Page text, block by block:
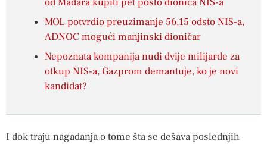
MOL potvrdio preuzimanje 56,15 odsto NIS-a,
ADNOC mogući manjinski dioničar
Nepoznata kompanija nudi dvije milijarde za
otkup NIS-a, Gazprom demantuje, ko je novi
kandidat?
I dok traju nagađanja o tome šta se dešava poslednjih